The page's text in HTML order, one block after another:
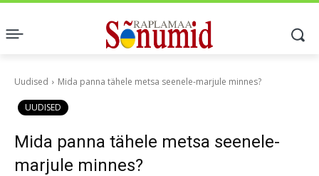
Uudised Mida panna tähele metsa seenele-marjule minnes?
UUDISED
Mida panna tähele metsa seenele-
marjule minnes?